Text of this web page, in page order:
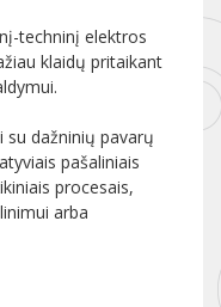
techninį elektros
klaidų pritaikant
su dažninių pavarų
pašaliniais
procesais,
arba